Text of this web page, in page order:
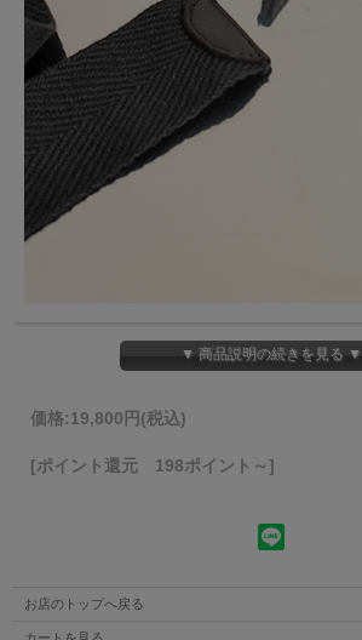
▼ 商品説明の続きを見る ▼
価格:19,800円 (税込)
[ポイント還元 198ポイント～]
お店のトップへ戻る